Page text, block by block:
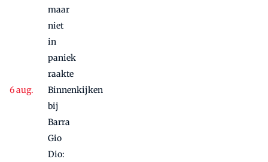
maar
niet
in
paniek
raakte
Binnenkijken
bij
Barra
Gio
Dio: